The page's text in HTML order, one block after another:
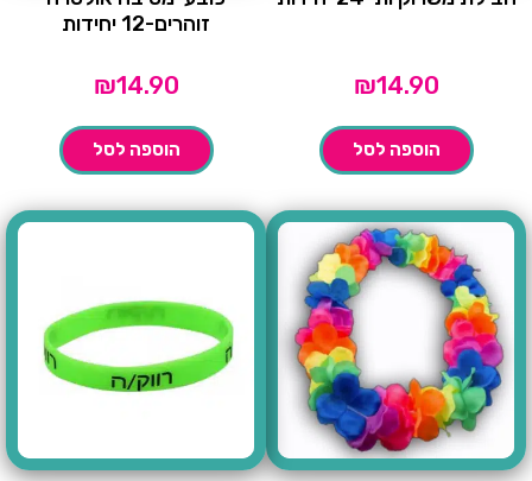
₪14.90
הוספה לסל
זוהרים-12 יחידות
₪14.90
הוספה לסל